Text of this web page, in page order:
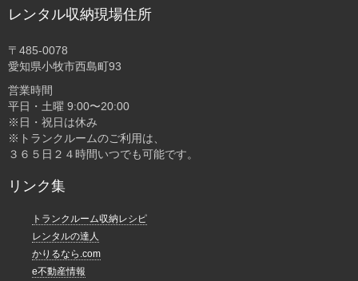
レンタル収納現場住所
〒485-0078
愛知県小牧市西島町93
営業時間
平日・土曜 9:00〜20:00
※日・祝日は休み
※トランクルームのご利用は、
３６５日２４時間いつでも可能です。
リンク集
トランクルーム収納レシピ
レンタルの達人
かりるなら.com
e不動産情報